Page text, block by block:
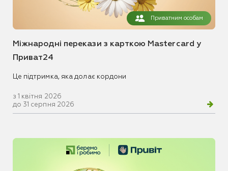
Приватним особам
Міжнародні перекази з карткою Mastercard у
Приват24
Це підтримка, яка долає кордони
з 1 квітня 2026
до 31 серпня 2026